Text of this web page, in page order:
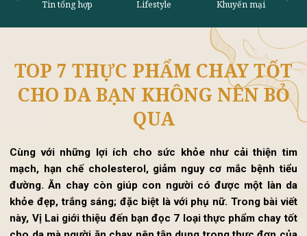
Tin tổng hợp Lifestyle
TOP 7 THỰC PHẨM CHAY
CHO DA BẠN KHÔNG NÊN BỎ
QUA
Cùng với những lợi ích cho sức khỏe như cải thiện
mạch, hạn chế cholesterol, giảm nguy cơ mắc bệnh
đường. Ăn chay còn giúp con người có được một làn
khỏe đẹp, trắng sáng; đặc biệt là với phụ nữ. Trong bài